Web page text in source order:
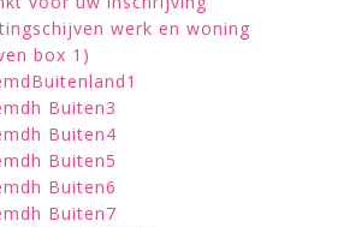
werk en woning
box 1)
Buiten3
Buiten4
Buiten5
Buiten6
Buiten7